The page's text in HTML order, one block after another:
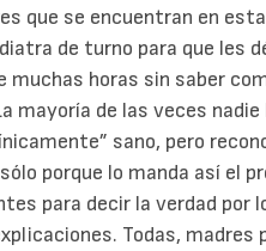
que se encuentran en
de turno para que les
muchas horas sin saber
mayoría de las veces nadie
sano, pero
porque lo manda así el
para decir la verdad por
Todas,